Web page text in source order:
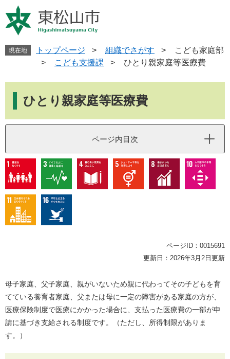
ー
ジ
す
ニ
ュ
し
へ
現在地 トップページ > 組織でさがす >
こども家庭部
>
こども支援課 > ひとり親家庭等医療費
ひとり親家庭等医療費
ページ内目次
ページID：0015691
更新日：2026年3月2日更新
母子家庭、父子家庭、親がいないため親に代わってその子どもを育
てている養育者家庭、父または母に一定の障害がある家庭の方が、
医療保険制度で医療にかかった場合に、支払った医療費の一部が申
請に基づき支給される制度です。（ただし、所得制限がありま
す。）